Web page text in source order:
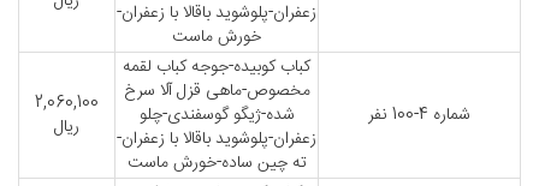
زعفران-پلوشوید باقالا با زعفران-
خورش ماست
شماره 4-100 نفر
کباب کوبیده-جوجه کباب لقمه
مخصوص-ماهی قزل آلا سرخ
شده-ژیگو گوسفندی-چلو
زعفران-پلوشوید باقالا با زعفران-
ته چین ساده-خورش ماست
2,060,100
ریال